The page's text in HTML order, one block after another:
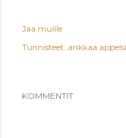
Jaa muille
Tunnisteet: ankkaa
KOMMENTIT